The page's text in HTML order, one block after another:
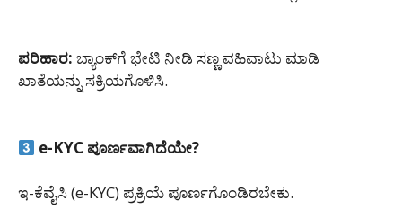
ಪರಿಹಾರ: ಬ್ಯಾಂಕ್‌ಗೆ ಭೇಟಿ ನೀಡಿ ಸಣ್ಣ ವಹಿವಾಟು ಮಾಡಿ
ಖಾತೆಯನ್ನು ಸಕ್ರಿಯಗೊಳಿಸಿ.
e-KYC ಪೂರ್ಣವಾಗಿದೆಯೇ?
ಇ-ಕೆವೈಸಿ (e-KYC) ಪ್ರಕ್ರಿಯೆ ಪೂರ್ಣಗೊಂಡಿರಬೇಕು.